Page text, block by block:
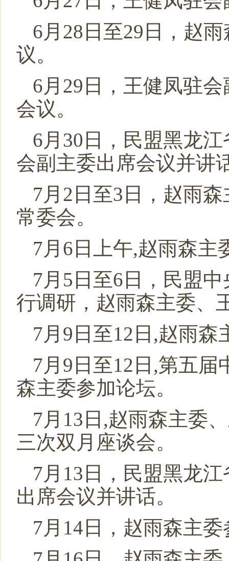
6月28日至29日，赵
议。
6月29日，王健凤驻
会议。
6月30日，民盟黑龙
会副主委出席会议并讲
7月2日至3日，赵雨
常委会。
7月6日上午,赵雨森主
7月5日至6日，民盟
行调研，赵雨森主委、
7月9日至12日,赵雨
7月9日至12日,第五
森主委参加论坛。
7月13日,赵雨森主委
三次双月座谈会。
7月13日，民盟黑龙
出席会议并讲话。
7月14日，赵雨森主